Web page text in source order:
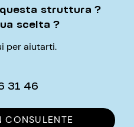
questa struttura ?
scelta ?
per aiutarti.
31 46
CONSULENTE